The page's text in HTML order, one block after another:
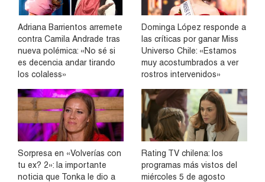
Adriana Barrientos arremete
contra Camila Andrade tras
nueva polémica: «No sé si
es decencia andar tirando
los colaless»
Dominga López responde a
las críticas por ganar Miss
Universo Chile: «Estamos
muy acostumbrados a ver
rostros intervenidos»
Sorpresa en «Volverías con
tu ex? 2»: la importante
noticia que Tonka le dio a
Rating TV chilena: los
programas más vistos del
miércoles 5 de agosto